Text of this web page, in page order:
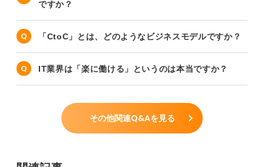
ですか？
「CtoC」とは、どのようなビジネスモデルですか？
IT業界は「楽に働ける」というのは本当ですか？
その他関連Q&Aを見る